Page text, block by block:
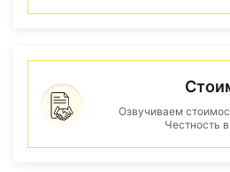
Озвучиваем
Честность